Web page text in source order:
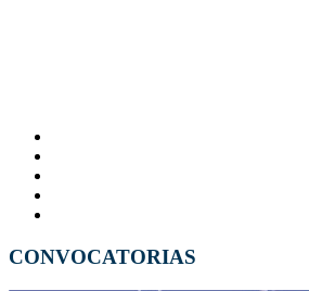
CONVOCATORIAS